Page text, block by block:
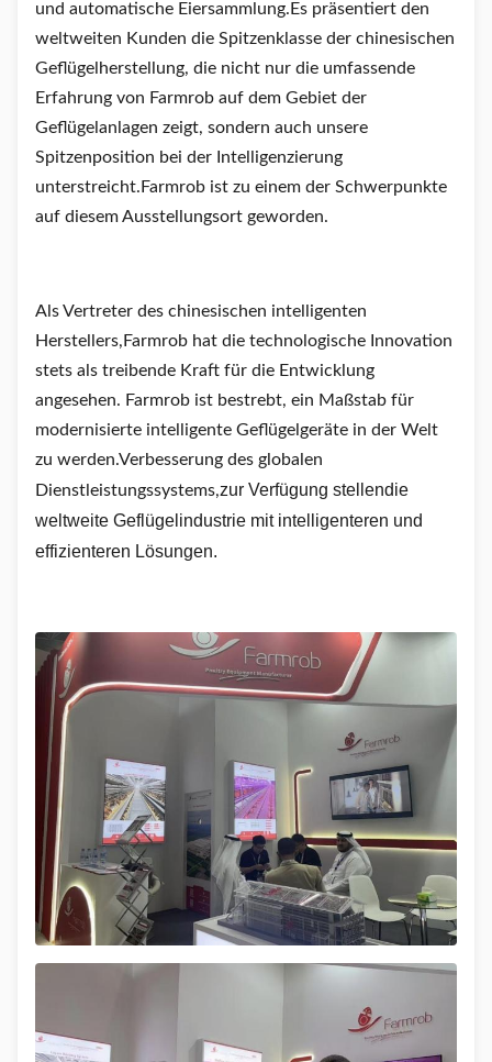
und automatische Eiersammlung.Es präsentiert den
weltweiten Kunden die Spitzenklasse der chinesischen
Geflügelherstellung, die nicht nur die umfassende
Erfahrung von Farmrob auf dem Gebiet der
Geflügelanlagen zeigt, sondern auch unsere
Spitzenposition bei der Intelligenzierung
unterstreicht.Farmrob ist zu einem der Schwerpunkte
auf diesem Ausstellungsort geworden.
Als Vertreter des chinesischen intelligenten
Herstellers,Farmrob hat die technologische Innovation
stets als treibende Kraft für die Entwicklung
angesehen. Farmrob ist bestrebt, ein Maßstab für
modernisierte intelligente Geflügelgeräte in der Welt
zu werden.Verbesserung des globalen
Dienstleistungssystems,zur Verfügung stellendie
weltweite Geflügelindustrie mit intelligenteren und
effizienteren Lösungen.